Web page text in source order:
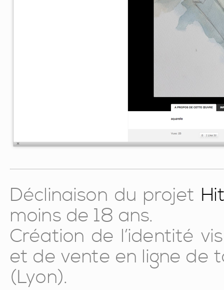
Déclinaison du projet
moins de 18 ans.
Création de l’identité
et de vente en ligne de
(Lyon).